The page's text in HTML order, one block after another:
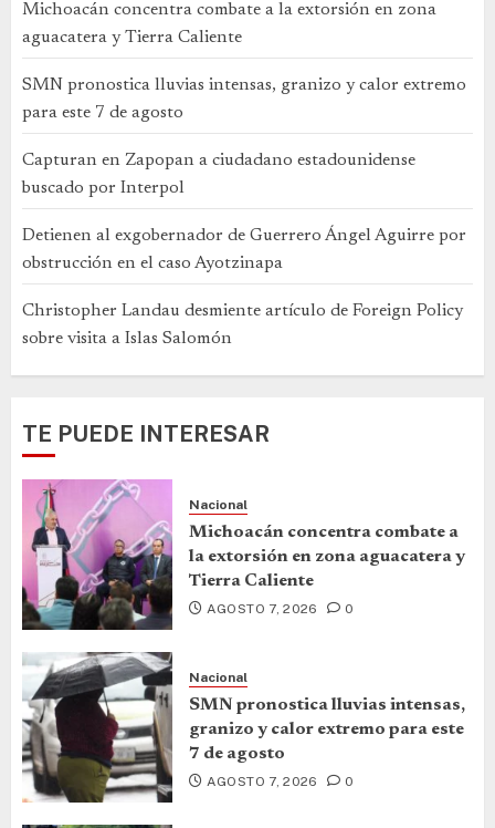
Michoacán concentra combate a la extorsión en zona
aguacatera y Tierra Caliente
SMN pronostica lluvias intensas, granizo y calor extremo
para este 7 de agosto
Capturan en Zapopan a ciudadano estadounidense
buscado por Interpol
Detienen al exgobernador de Guerrero Ángel Aguirre por
obstrucción en el caso Ayotzinapa
Christopher Landau desmiente artículo de Foreign Policy
sobre visita a Islas Salomón
TE PUEDE INTERESAR
Nacional
Michoacán concentra combate a
la extorsión en zona aguacatera y
Tierra Caliente
AGOSTO 7, 2026 0
Nacional
SMN pronostica lluvias intensas,
granizo y calor extremo para este
7 de agosto
AGOSTO 7, 2026 0